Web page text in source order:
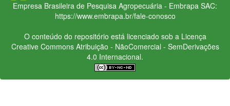
Empresa Brasileira de Pesquisa Agropecuária - Embrapa SAC:
https://www.embrapa.br/fale-conosco
O conteúdo do repositório está licenciado sob a Licença
Creative CommonsAtribuição - NãoComercial - SemDerivações
4.0 Internacional.